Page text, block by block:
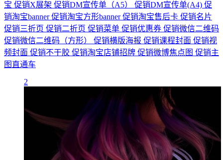
宝 促销X展架 促销DM宣传单（A5） 促销DM宣传单(A4) 促
销淘宝banner促销淘宝方形banner促销淘宝售后卡 促销名片
促销三折页 促销二折页 促销菜单 促销优惠券 促销微信二维码
促销微信二维码（方形） 促销横版海报 促销课程封面 促销视
频封面 促销不干胶 促销淘宝店铺招牌 促销微博焦点图 促销主
图直通车
2